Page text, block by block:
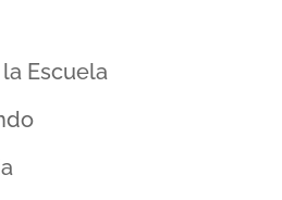
Escuela